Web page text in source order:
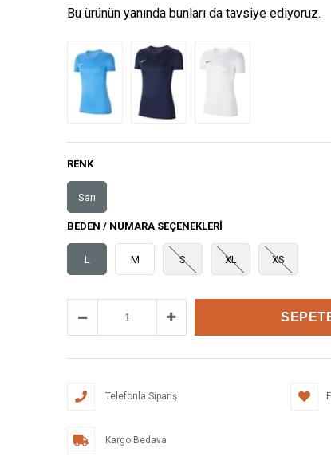
Bu ürünün yanında bunları da tavsiye ediyoruz.
RENK
Sarı
BEDEN / NUMARA SEÇENEKLERI
L M S XL XS
Telefonla Sipariş
Kargo Bedava